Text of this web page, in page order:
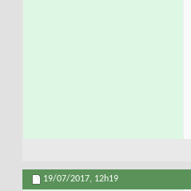
19/07/2017, 12h19